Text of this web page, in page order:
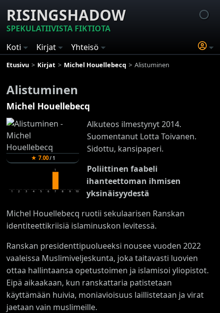
RISINGSHADOW
SPEKULATIIVISTA FIKTIOTA
Koti
Kirjat Yhteisö
Etusivu Kirjat Michel Houellebecq Alistuminen
Alistuminen
Michel Houellebecq
★ 7.00/1
1 2 3 4 5 6
1
7 8 9 10
Alkuteos ilmestynyt 2014.
Suomentanut Lotta Toivanen.
Sidottu, kansipaperi.
Poliittinen faabeli
ihanteettoman ihmisen
yksinäisyydestä
Michel Houellebecq ruotii sekulaarisen Ranskan
identiteettikriisiä islaminuskon levitessä.
Ranskan presidenttipuolueeksi nousee vuoden 2022
vaaleissa Muslimiveljeskunta, joka taitavasti luovien
ottaa hallintaansa opetustoimen ja islamisoi yliopistot.
Eipä aikaakaan, kun ranskattaria patistetaan
käyttämään huivia, moniavioisuus laillistetaan ja virat
jaetaan vain muslimeille.